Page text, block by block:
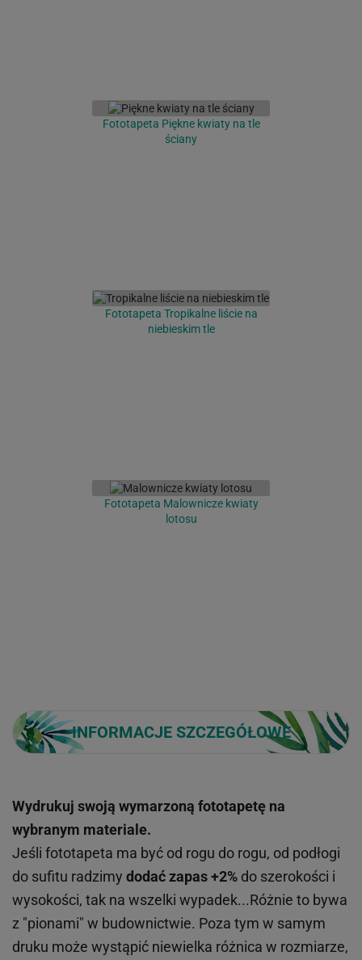
Fototapeta Piękne kwiaty na tle
ściany
Fototapeta Tropikalne liście na
niebieskim tle
Fototapeta Malownicze kwiaty
lotosu
INFORMACJE SZCZEGÓŁOWE
Wydrukuj swoją wymarzoną fototapetę na
wybranym materiale.
Jeśli fototapeta ma być od rogu do rogu, od podłogi
do sufitu radzimy dodać zapas +2% do szerokości i
wysokości, tak na wszelki wypadek...Różnie to bywa
z "pionami" w budownictwie. Poza tym w samym
druku może wystąpić niewielka różnica w rozmiarze,